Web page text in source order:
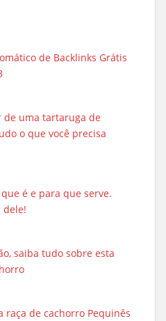
de Backlinks Grátis
de uma tartaruga de
o que você precisa
é e para que serve.
dele!
saiba tudo sobre esta
raça de cachorro Pequinês